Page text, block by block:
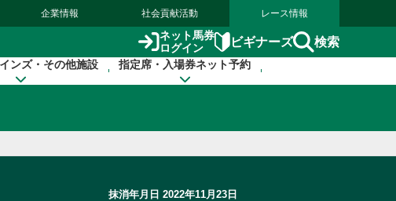
企業情報 社会貢献活動 レース情報
ネット馬券
ログイン
ビギナーズ 検索
ンズ・その他施設 指定席・入場券ネット予約
抹消年月日 2022年11月23日